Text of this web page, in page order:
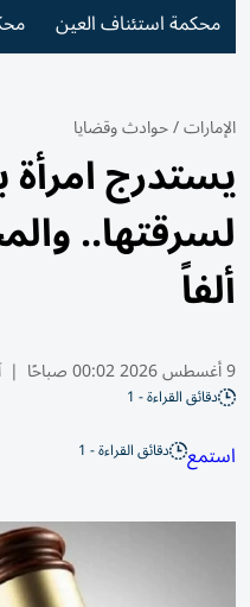
محكمة استئناف العين
الإمارات/حوادث وقضايا
يستدرج
ألفاً
9 أغسطس 2026 00:02 صباحًا |
دقائق القراءة - 1
استمع دقائق القراءة - 1